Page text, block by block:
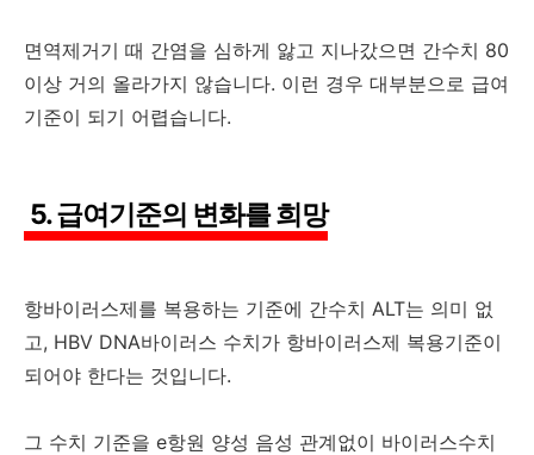
면역제거기 때 간염을 심하게 앓고 지나갔으면 간수치 80
이상 거의 올라가지 않습니다. 이런 경우 대부분으로 급여
기준이 되기 어렵습니다.
5. 급여기준의 변화를 희망
항바이러스제를 복용하는 기준에 간수치 ALT는 의미 없
고, HBV DNA바이러스 수치가 항바이러스제 복용기준이
되어야 한다는 것입니다.
그 수치 기준을 e항원 양성 음성 관계없이 바이러스수치